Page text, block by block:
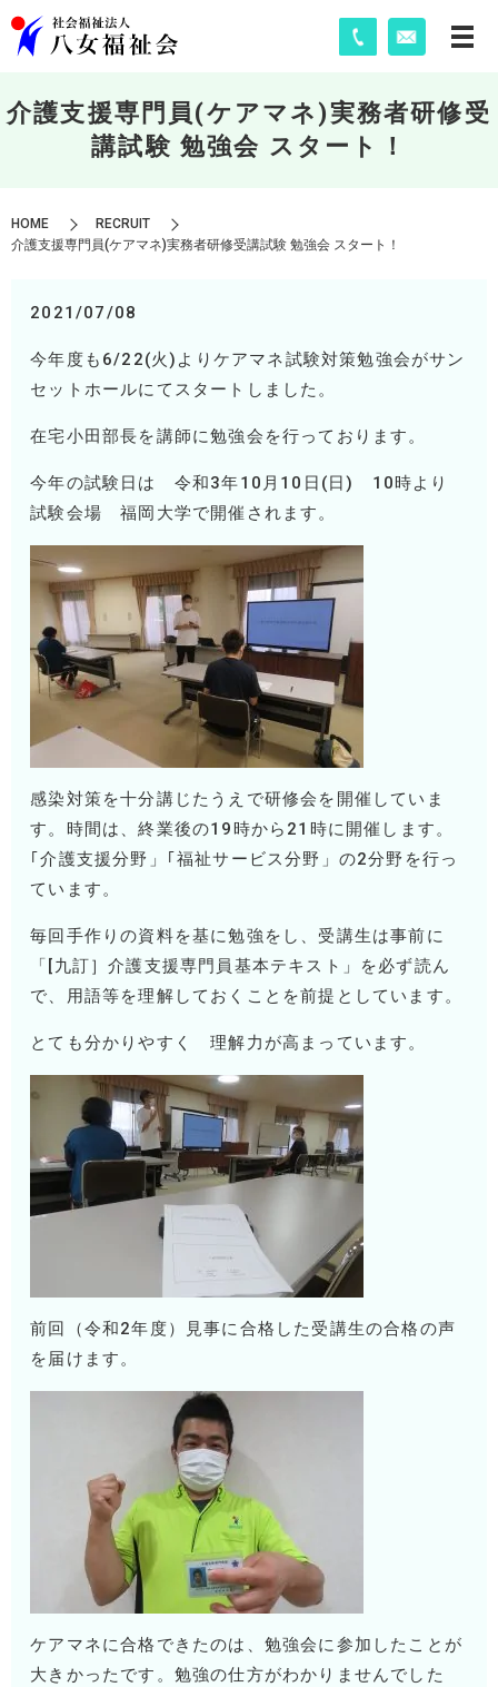
介護支援専門員(ケアマネ)実務者研修受
講試験 勉強会 スタート！
HOME
RECRUIT
介護支援専門員(ケアマネ)実務者研修受講試験 勉強会 スタート！
2021/07/08
今年度も6/22(火) よりケアマネ試験対策勉強会がサン
セットホールにてスタートしました。
在宅小田部長を講師に勉強会を行っております。
今年の試験日は 令和3年10 月 10 日 (日) 10時より
試験会場 福岡大学で開催されます。
感染対策を十分講じたうえで研修会を開催していま
す。時間は、終業後の19時から 21 時に開催します。
｢介護支援分野」｢福祉サービス分野」の2分野を行っ
ています。
毎回手作りの資料を基に勉強をし、受講生は事前に
「[九訂］介護支援専門員基本テキスト」を必ず読ん
で、用語等を理解しておくことを前提としています。
とても分かりやすく 理解力が高まっています。
前回（令和2年度）見事に合格した受講生の合格の声
を届けます。
ケアマネに合格できたのは、勉強会に参加したことが
大きかったです。勉強の仕方がわかりませんでした